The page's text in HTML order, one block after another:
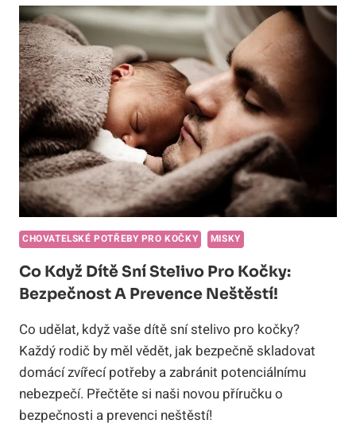
KOČKY:
PROPOJENÍ
MODERNÍ
TECHNOLOGIE
S
RADOSTÍ
Z
JÍDLA!
CHOVATELSKÉ POTŘEBY PRO KOČKY MISKY
Co Když Dítě Sní Stelivo Pro Kočky:
Bezpečnost A Prevence Neštěstí!
Co udělat, když vaše dítě sní stelivo pro kočky?
Každý rodič by měl vědět, jak bezpečně skladovat
domácí zvířecí potřeby a zabránit potenciálnímu
nebezpečí. Přečtěte si naši novou příručku o
bezpečnosti a prevenci neštěstí!